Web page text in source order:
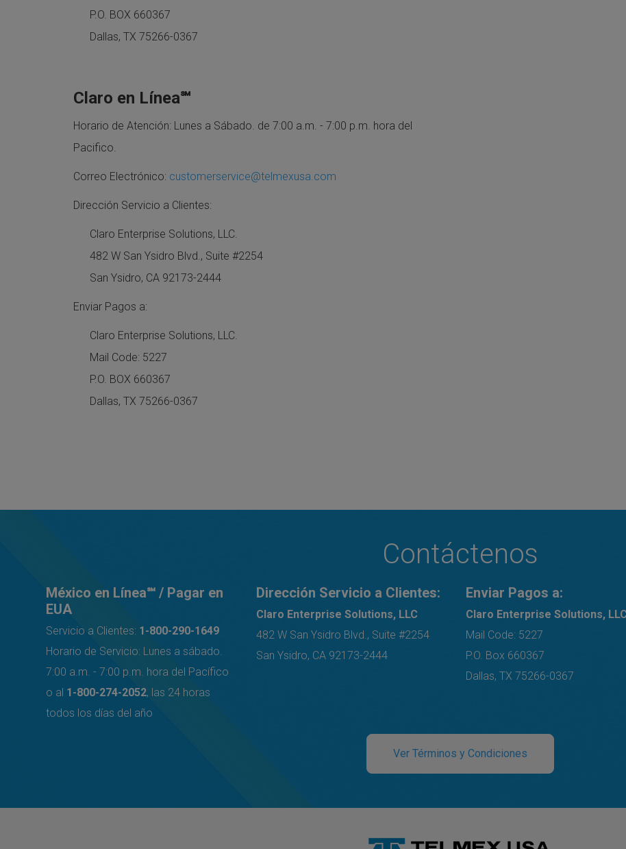
P.O. BOX 660367
Dallas, TX 75266-0367
Claro en Línea℠
Horario de Atención: Lunes a Sábado. de 7:00 a.m. - 7:00 p.m. hora del
Pacifico.
Correo Electrónico: customerservice@telmexusa.com
Dirección Servicio a Clientes:
Claro Enterprise Solutions, LLC.
482 W San Ysidro Blvd., Suite #2254
San Ysidro, CA 92173-2444
Enviar Pagos a:
Claro Enterprise Solutions, LLC.
Mail Code: 5227
P.O. BOX 660367
Dallas, TX 75266-0367
Contáctenos
México en Línea℠ / Pagar en
EUA
Servicio a Clientes: 1-800-290-1649
Horario de Servicio: Lunes a sábado.
7:00 a.m. - 7:00 p.m. hora del Pacífico
o al 1-800-274-2052, las 24 horas
todos los días del año
Dirección Servicio a Clientes:
Claro Enterprise Solutions, LLC
482 W San Ysidro Blvd., Suite #2254
San Ysidro, CA 92173-2444
Enviar Pagos a:
Claro Enterprise Solutions,
Mail Code: 5227
P.O. Box 660367
Dallas, TX 75266-0367
Ver Términos y Condiciones